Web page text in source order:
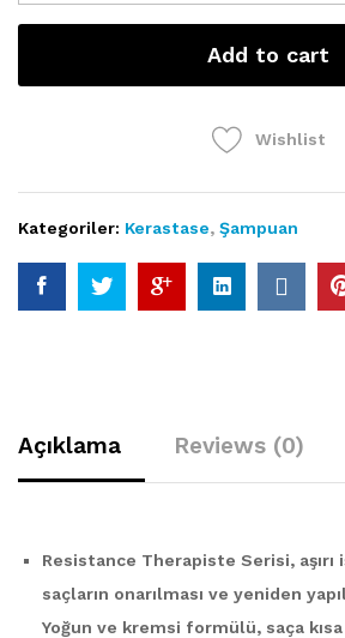
Add to cart
Wishlist
Kategoriler: Kerastase, Şampuan
Açıklama Reviews (0)
Resistance Therapiste Serisi, aşırı
saçların onarılması ve yeniden
Yoğun ve kremsi formülü, saça